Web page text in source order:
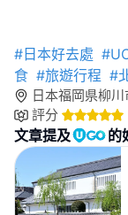
#日本好去處
食 #旅遊行程 #
日本福岡県柳
評分
文章提及 的